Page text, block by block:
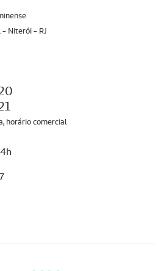
- Niterói - RJ
horário comercial